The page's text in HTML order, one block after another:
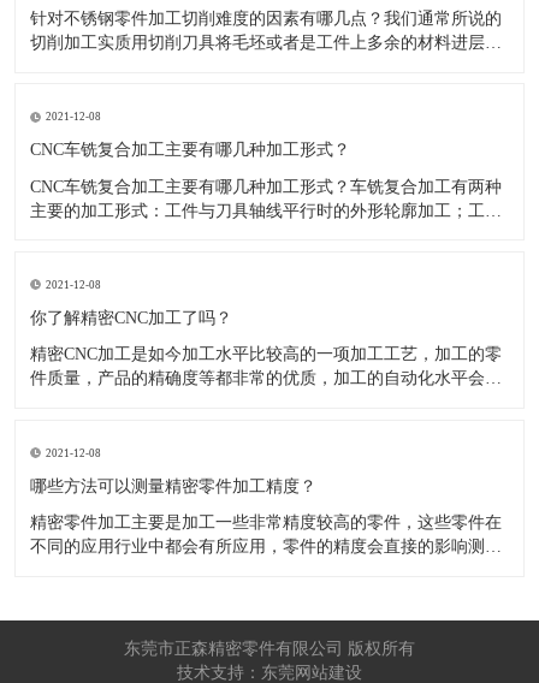
针对不锈钢零件加工切削难度的因素有哪几点？我们通常所说的
切削加工实质用切削刀具将毛坯或者是工件上多余的材料进层进
其他的常规材料，比如铜材和铝合金，究其原因有以下几个关键
因素： 一
2021-12-08
CNC车铣复合加工主要有哪几种加工形式？
CNC车铣复合加工主要有哪几种加工形式？车铣复合加工有两种
主要的加工形式：工件与刀具轴线平行时的外形轮廓加工；工件
2021-12-08
​你了解精密CNC加工了吗？
精密CNC加工是如今加工水平比较高的一项加工工艺，加工的零
件质量，产品的精确度等都非常的优质，加工的自动化水平会比
自动化技术水平高，非常适合加工轮廊样子繁杂的曲线图，斜面
零
2021-12-08
​哪些方法可以测量精密零件加工精度？
精密零件加工主要是加工一些非常精度较高的零件，这些零件在
不同的应用行业中都会有所应用，零件的精度会直接的影响测量
工按量具量仪的读数值是否直接表示被测尺寸的数值，可分为测
东莞市正森精密零件有限公司 版权所有
技术支持：东莞网站建设